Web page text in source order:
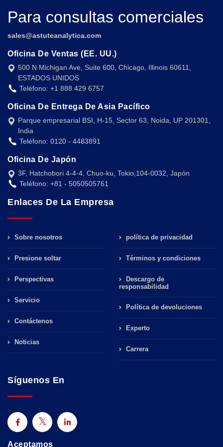
Para consultas comerciales
sales@astuteanalytica.com
Oficina De Ventas (EE. UU.)
500 N Michigan Ave, Suite 600, Chicago, Illinois 60611,
ESTADOS UNIDOS
Teléfono: +1 888 429 6757
Oficina De Entrega De Asia Pacífico
Parque empresarial BSI, H-15, Sector 63, Noida, UP 201301,
India
Teléfono: 0120 - 4483891
Oficina De Japón
3F, Hatchobori 4-4-4, Chuo-ku, Tokio,104-0032, Japón
Teléfono: +81 - 5050505761
Enlaces De La Empresa
Sobre nosotros
Presione soltar
Perspectivas
Servicio
Contáctenos
Noticias
política de privacidad
Términos y condiciones
Descargo de
responsabilidad
Política de devoluciones
Experto
Carrera
Síguenos En
Aceptamos